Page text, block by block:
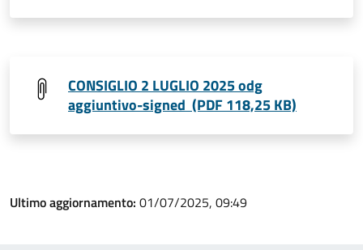
CONSIGLIO 2 LUGLIO 2025 odg
aggiuntivo-signed (PDF 118,25 KB)
Ultimo aggiornamento: 01/07/2025, 09:49